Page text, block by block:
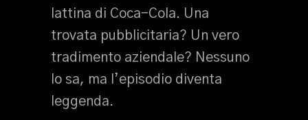
lattina di Coca-Cola. Una
trovata pubblicitaria? Un vero
tradimento aziendale? Nessuno
lo sa, ma l’episodio diventa
leggenda.